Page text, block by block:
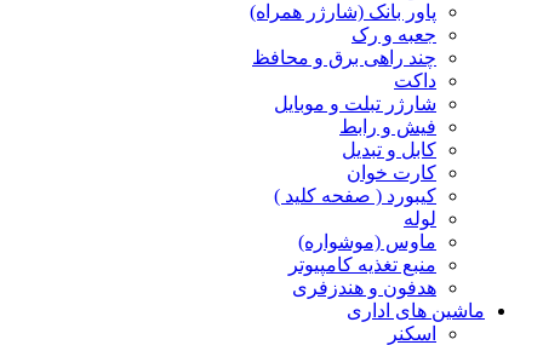
پاور بانک (شارژر همراه)
جعبه و رک
چند راهی برق و محافظ
داکت
شارژر تبلت و موبایل
فیش و رابط
کابل و تبدیل
کارت خوان
کیبورد ( صفحه کلید )
لوله
ماوس (موشواره)
منبع تغذیه کامپیوتر
هدفون و هندزفری
ماشین های اداری
اسکنر